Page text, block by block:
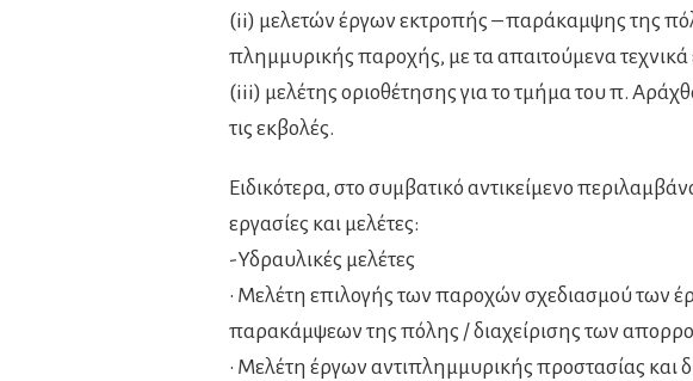
(ii) μελετών έργων εκτροπής – παράκαμψης της
πλημμυρικής παροχής, με τα απαιτούμενα τεχνικά
(iii) μελέτης οριοθέτησης για το τμήμα του π.
τις εκβολές.
Ειδικότερα, στο συμβατικό αντικείμενο
εργασίες και μελέτες:
-Υδραυλικές μελέτες
• Μελέτη επιλογής των παροχών σχεδιασμού των
παρακάμψεων της πόλης / διαχείρισης των
• Μελέτη έργων αντιπλημμυρικής προστασίας και